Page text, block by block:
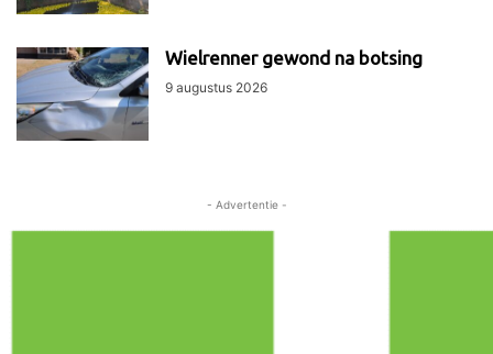
Wielrenner gewond na botsing
9 augustus 2026
- Advertentie -